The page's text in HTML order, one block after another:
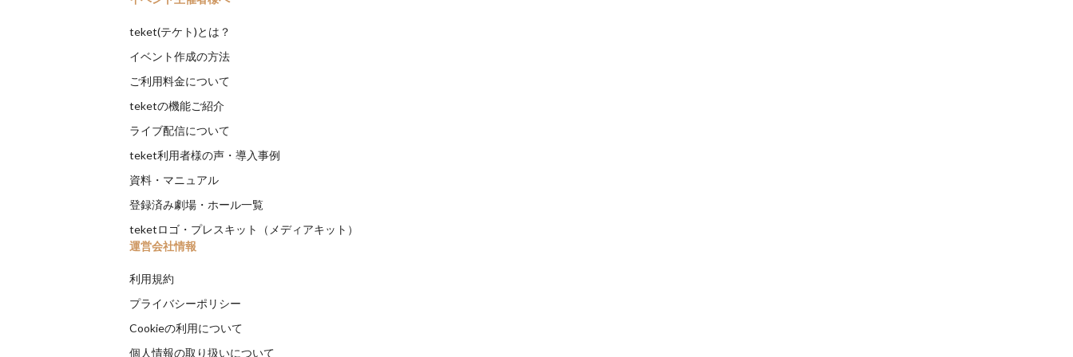
teket(テケト)とは？
イベント作成の方法
ご利用料金について
teketの機能ご紹介
ライブ配信について
teket利用者様の声・導入事例
資料・マニュアル
登録済み劇場・ホール一覧
teketロゴ・プレスキット（メディアキット）
運営会社情報
利用規約
プライバシーポリシー
Cookieの利用について
個人情報の取り扱いについて